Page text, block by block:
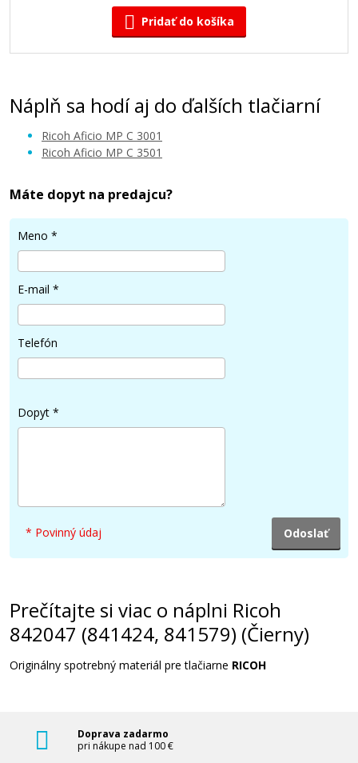
Pridať do košíka
Náplň sa hodí aj do ďalších tlačiarní
Ricoh Aficio MP C 3001
Ricoh Aficio MP C 3501
Máte dopyt na predajcu?
Meno *
E-mail *
Telefón
Dopyt *
* Povinný údaj
Prečítajte si viac o náplni Ricoh
842047 (841424, 841579) (Čierny)
Originálny spotrebný materiál pre tlačiarne RICOH
Doprava zadarmo
pri nákupe nad 100 €